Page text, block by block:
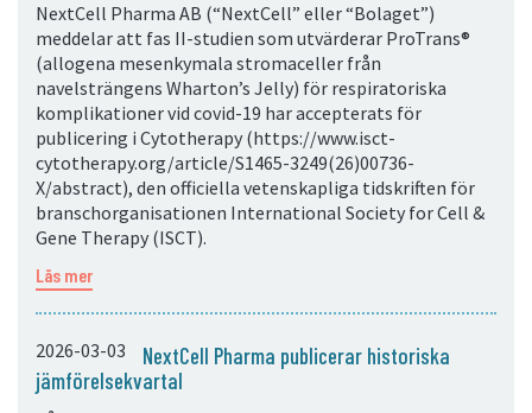
NextCell Pharma AB (“NextCell” eller “Bolaget”)
meddelar att fas II-studien som utvärderar ProTrans®
(allogena mesenkymala stromaceller från
navelsträngens Wharton’s Jelly) för respiratoriska
komplikationer vid covid-19 har accepterats för
publicering i Cytotherapy (https://www.isct-
cytotherapy.org/article/S1465-3249(26)00736-
X/abstract), den officiella vetenskapliga tidskriften för
branschorganisationen International Society for Cell &
Gene Therapy (ISCT).
Läs mer
2026-03-03
NextCell Pharma publicerar historiska
jämförelsekvartal